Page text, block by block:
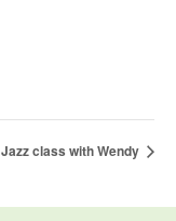
Jazz class with Wendy